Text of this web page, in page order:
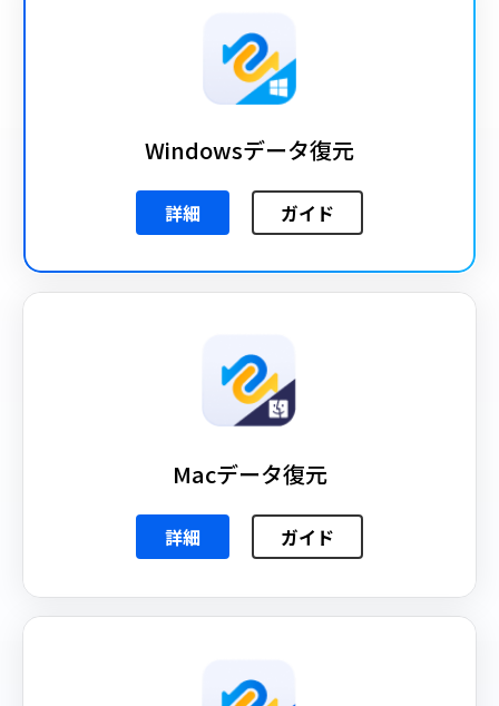
Windowsデータ復元
詳細 ガイド
Macデータ復元
詳細 ガイド